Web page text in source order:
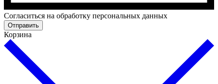
Cогласиться на обработку персональных данных
Отправить
Корзина